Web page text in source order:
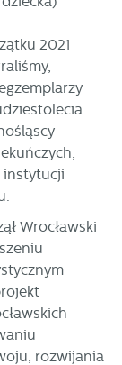
2021
instytucji
Wrocławski
rozwijania